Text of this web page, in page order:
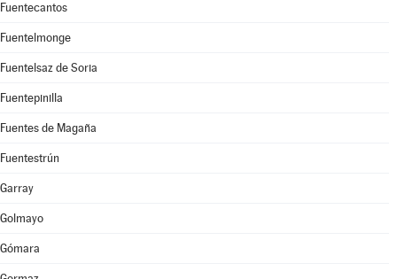
Fuentecantos
Fuentelmonge
Fuentelsaz de Soria
Fuentepinilla
Fuentes de Magaña
Fuentestrún
Garray
Golmayo
Gómara